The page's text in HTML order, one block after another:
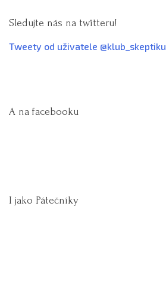
Sledujte nás na twitteru!
Tweety od uživatele @klub_skeptiku
A na facebooku
I jako Pátečníky